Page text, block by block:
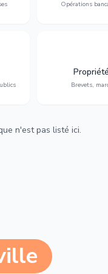
Opérations
Brevets,
Protection de
marques, droits
n'est pas listé ici.